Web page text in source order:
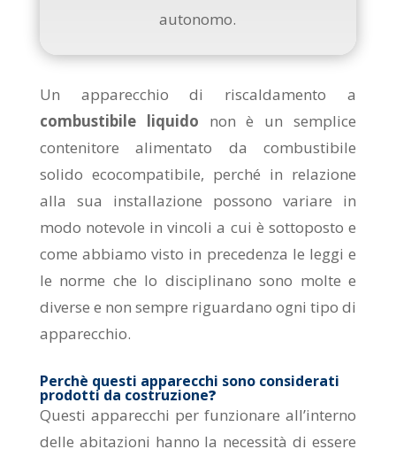
autonomo.
Un apparecchio di riscaldamento a
combustibile liquido non è un semplice
contenitore alimentato da combustibile
solido ecocompatibile, perché in relazione
alla sua installazione possono variare in
modo notevole in vincoli a cui è sottoposto e
come abbiamo visto in precedenza le leggi e
le norme che lo disciplinano sono molte e
diverse e non sempre riguardano ogni tipo di
apparecchio.
Perchè questi apparecchi sono considerati
prodotti da costruzione?
Questi apparecchi per funzionare all’interno
delle abitazioni hanno la necessità di essere